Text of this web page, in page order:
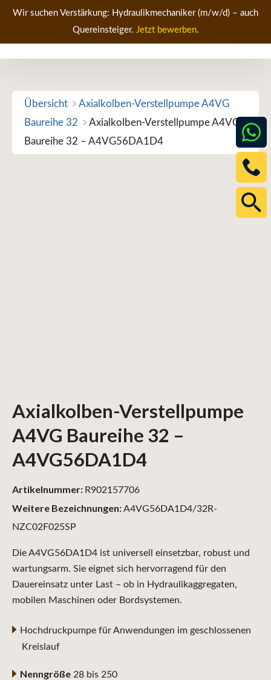
Zum
springen
Wir suchen Verstärkung: Hydraulikmechaniker (m/w/d) – auch
Quereinsteiger. Jetzt bewerben.
Übersicht
Axialkolben-Verstellpumpe A4VG
Baureihe 32
Axialkolben-Verstellpumpe A4VG
Baureihe 32 – A4VG56DA1D4
Axialkolben-Verstellpumpe
A4VG Baureihe 32 –
A4VG56DA1D4
Die A4VG56DA1D4 ist universell einsetzbar, robust und
wartungsarm. Sie eignet sich hervorragend für den
Dauereinsatz unter Last – ob in Hydraulikaggregaten,
mobilen Maschinen oder Bordsystemen.
Hochdruckpumpe für Anwendungen im geschlossenen
Kreislauf
Nenngröße 28 bis 250
Weitere Bezeichnungen:A4VG56DA1D4/32R-
NZC02F025SP
Artikelnummer: R902157706